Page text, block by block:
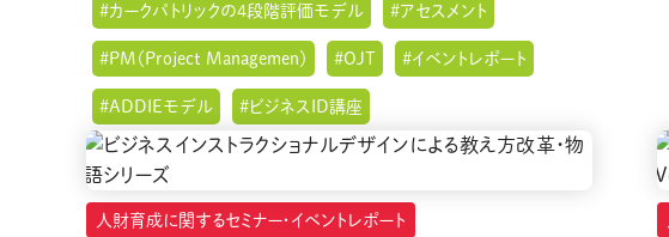
#カークパトリックの4段階評価モデル #アセスメント
#PM（Project Managemen） #OJT #イベントレポート
#ADDIEモデル #ビジネスID講座
人財育成に関するセミナー・イベントレポート